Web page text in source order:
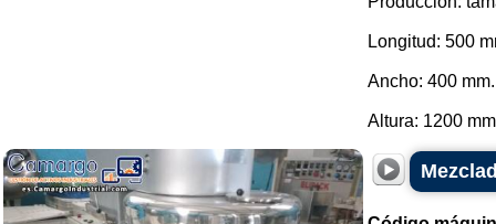
Longitud: 500
Ancho: 400 mm.
Altura: 1200